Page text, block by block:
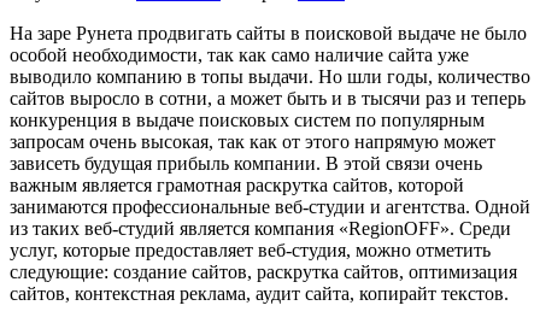
На заре Рунета продвигать сайты в поисковой выдаче не было
особой необходимости, так как само наличие сайта уже
выводило компанию в топы выдачи. Но шли годы, количество
сайтов выросло в сотни, а может быть и в тысячи раз и теперь
конкуренция в выдаче поисковых систем по популярным
запросам очень высокая, так как от этого напрямую может
зависеть будущая прибыль компании. В этой связи очень
важным является грамотная раскрутка сайтов, которой
занимаются профессиональные веб-студии и агентства. Одной
из таких веб-студий является компания «RegionOFF». Среди
услуг, которые предоставляет веб-студия, можно отметить
следующие: создание сайтов, раскрутка сайтов, оптимизация
сайтов, контекстная реклама, аудит сайта, копирайт текстов.